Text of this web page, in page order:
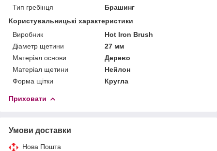
Тип гребінця
Брашинг
Користувальницькі характеристики
Виробник
Hot Iron Brush
Діаметр щетини
27 мм
Матеріал основи
Дерево
Матеріал щетини
Нейлон
Форма щітки
Кругла
Приховати
Умови доставки
Нова Пошта